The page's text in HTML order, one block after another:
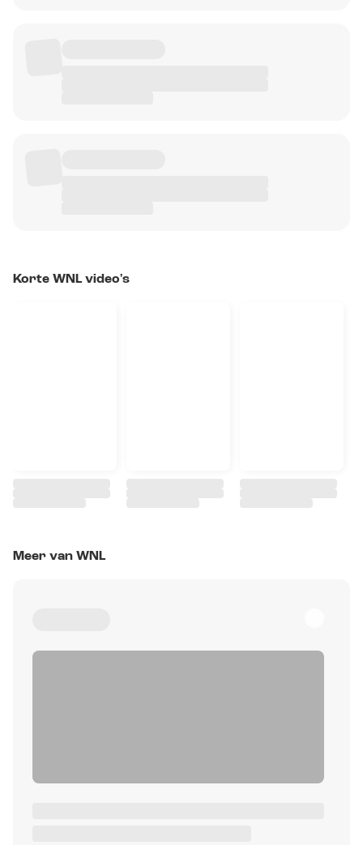
Korte WNL video's
Meer van WNL